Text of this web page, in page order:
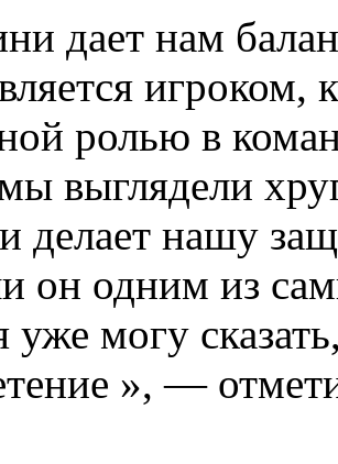
дает нам
игроком,
ролью в
выглядели
делает нашу
он одним из
уже могу
», —